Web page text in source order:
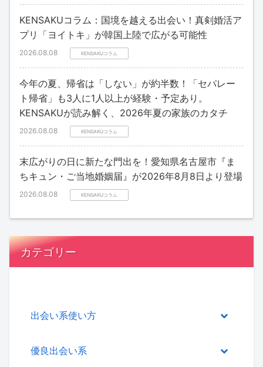
KENSAKUコラム：国境を越える出会い！真剣婚活ア
プリ「ヨイトキ」が韓国上陸で広がる可能性
2026.08.08 KENSAKUコラム
今年の夏、帰省は「しない」が約半数！「セパレー
ト帰省」も3人に1人以上が経験・予定あり。
KENSAKUが読み解く、2026年夏の家族のカタチ
2026.08.08 KENSAKUコラム
末広がりの日に新たな門出を！愛知県名古屋市『ま
ちキュン・ご当地婚姻届』が2026年8月8日より登場
2026.08.08 KENSAKUコラム
カテゴリー
出会い系使い方
優良出会い系